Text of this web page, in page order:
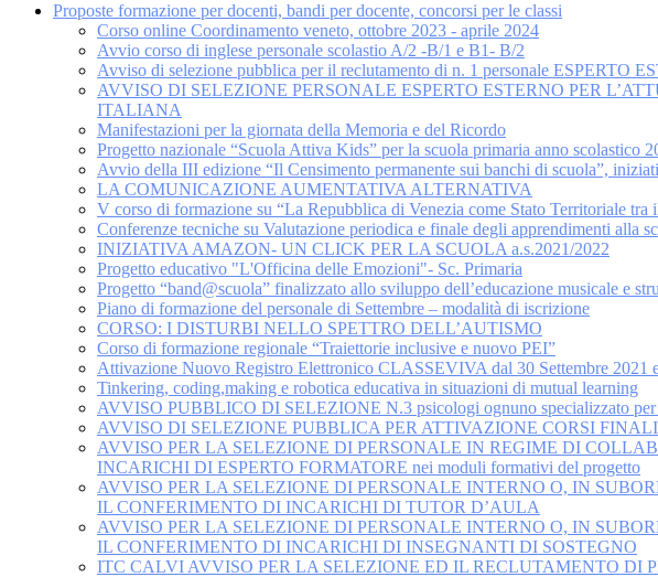
Proposte formazione per docenti, bandi per docente, concorsi per le classi
Corso online Coordinamento veneto, ottobre 2023 - aprile 2024
Avvio corso di inglese personale scolastio A/2 -B/1 e B1- B/2
Avviso di selezione pubblica per il reclutamento di n. 1 personale ESPERTO
AVVISO DI SELEZIONE PERSONALE ESPERTO ESTERNO PER
ITALIANA
Manifestazioni per la giornata della Memoria e del Ricordo
Progetto nazionale “Scuola Attiva Kids” per la scuola primaria anno scolastico
Avvio della III edizione “Il Censimento permanente sui banchi di scuola”,
LA COMUNICAZIONE AUMENTATIVA ALTERNATIVA
V corso di formazione su “La Repubblica di Venezia come Stato Territoriale
Conferenze tecniche su Valutazione periodica e finale degli apprendimenti alla
INIZIATIVA AMAZON- UN CLICK PER LA SCUOLA a.s.2021/2022
Progetto educativo "L'Officina delle Emozioni"- Sc. Primaria
Progetto “band@scuola” finalizzato allo sviluppo dell’educazione musicale e
Piano di formazione del personale di Settembre – modalità di iscrizione
CORSO: I DISTURBI NELLO SPETTRO DELL’AUTISMO
Corso di formazione regionale “Traiettorie inclusive e nuovo PEI”
Attivazione Nuovo Registro Elettronico CLASSEVIVA dal 30 Settembre
Tinkering, coding,making e robotica educativa in situazioni di mutual learning
AVVISO PUBBLICO DI SELEZIONE N.3 psicologi ognuno specializzato per
AVVISO DI SELEZIONE PUBBLICA PER ATTIVAZIONE CORSI
AVVISO PER LA SELEZIONE DI PERSONALE IN REGIME DI
INCARICHI DI ESPERTO FORMATORE nei moduli formativi del progetto
AVVISO PER LA SELEZIONE DI PERSONALE INTERNO O, IN
IL CONFERIMENTO DI INCARICHI DI TUTOR D’AULA
AVVISO PER LA SELEZIONE DI PERSONALE INTERNO O, IN
IL CONFERIMENTO DI INCARICHI DI INSEGNANTI DI SOSTEGNO
ITC CALVI AVVISO PER LA SELEZIONE ED IL RECLUTAMENTO DI